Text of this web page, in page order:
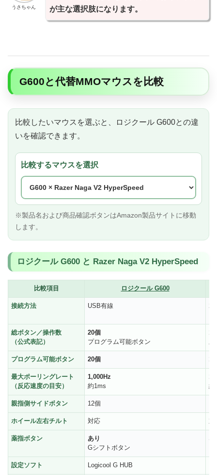
うさちゃん
が主な選択肢になります。
G600と代替MMOマウスを比較
比較したいマウスを選ぶと、ロジクール G600との違
いを確認できます。
比較するマウスを選択
※製品名および商品確認ボタンはAmazon製品サイトに移動
します。
ロジクール G600 と Razer Naga V2 HyperSpeed
比較項目 ロジクール G600
接続方法 USB有線
総ボタン／操作数
（公式表記）
20個
プログラム可能ボタン
19
上
プログラム可能ボタン 20個 19
最大ポーリングレート
（反応速度の目安）
1,000Hz
約1ms
約
親指側サイドボタン 12個
ホイール左右チルト 対応 対
薬指ボタン
あり
Gシフトボタン
な
設定ソフト Logicool G HUB